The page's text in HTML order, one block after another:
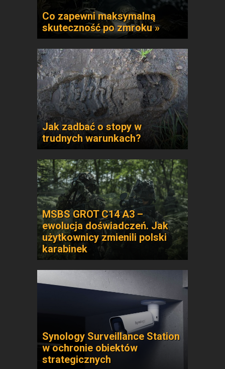
Co zapewni maksymalną
skuteczność po zmroku »
Jak zadbać o stopy w
trudnych warunkach?
MSBS GROT C14 A3 –
ewolucja doświadczeń. Jak
użytkownicy zmienili polski
karabinek
Synology Surveillance Station
w ochronie obiektów
strategicznych